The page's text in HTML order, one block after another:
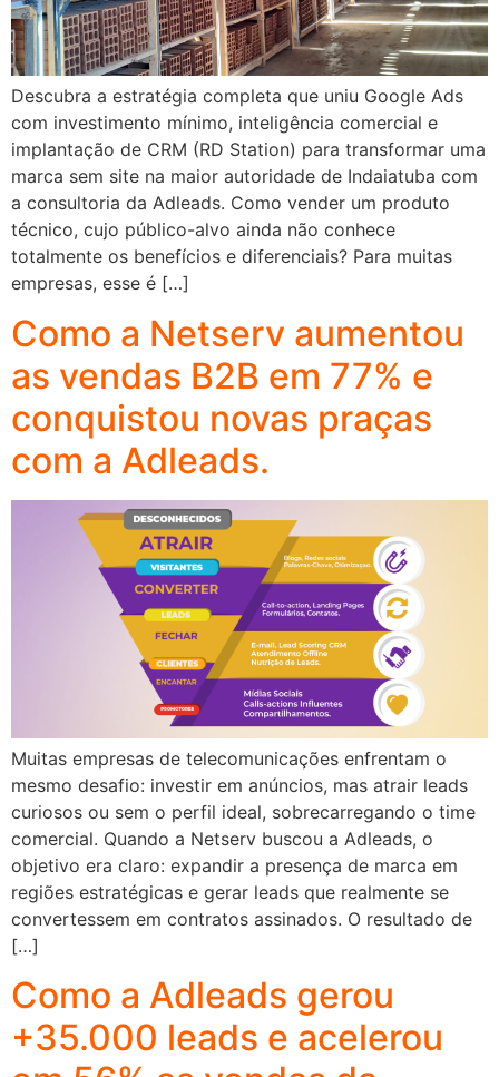
Descubra a estratégia completa que uniu Google Ads
com investimento mínimo, inteligência comercial e
implantação de CRM (RD Station) para transformar uma
marca sem site na maior autoridade de Indaiatuba com
a consultoria da Adleads. Como vender um produto
técnico, cujo público-alvo ainda não conhece
totalmente os benefícios e diferenciais? Para muitas
empresas, esse é […]
Como a Netserv aumentou
as vendas B2B em 77% e
conquistou novas praças
com a Adleads.
Muitas empresas de telecomunicações enfrentam o
mesmo desafio: investir em anúncios, mas atrair leads
curiosos ou sem o perfil ideal, sobrecarregando o time
comercial. Quando a Netserv buscou a Adleads, o
objetivo era claro: expandir a presença de marca em
regiões estratégicas e gerar leads que realmente se
convertessem em contratos assinados. O resultado de
[…]
Como a Adleads gerou
+35.000 leads e acelerou